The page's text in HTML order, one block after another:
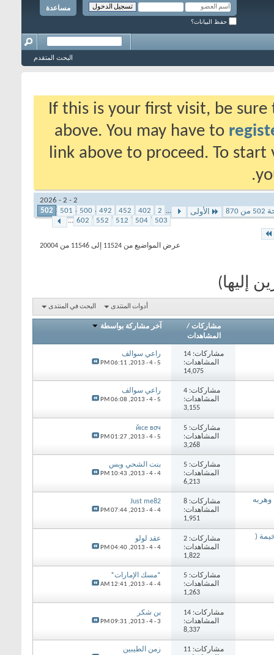
مساعدة
حفظ البيانات؟
البحث المتقدم
If this is your first visit, be
above. You may have to
link above to proceed. To
2 - 2 - 2026
المشاهدات: 9,330 870 الأولى ...
2
402
452
492
500
501
502
503
504
512
552
602
...
عرض المواضيع من 11524 إلى 11546 من 20004
إليها)
أدوات المنتدى البحث في المنتدى
مشاركات/
المشاهدات
آخر مشاركة بواسطة
مشاركات: 14
المشاهدات:
14,075
راعي سوالف
5 - 4 - 2013,
06:11 PM
مشاركات: 4
المشاهدات:
3,155
راعي سوالف
5 - 4 - 2013,
06:08 PM
مشاركات: 5
المشاهدات:
3,268
йıсе вσч
5 - 4 - 2013,
01:27 PM
مشاركات: 5
المشاهدات:
6,213
بنت الشحي وبس
4 - 4 - 2013,
10:43 PM
مشاركات: 8
المشاهدات:
1,951
Just me82
4 - 4 - 2013,
07:44 PM
(
مشاركات: 2
المشاهدات:
1,822
عقد لولو
4 - 4 - 2013,
04:40 PM
مشاركات: 5
المشاهدات:
1,263
*مسك الإمارات*
4 - 4 - 2013,
12:41 AM
مشاركات: 14
المشاهدات:
8,337
بن شكر
3 - 4 - 2013,
09:31 PM
مشاركات: 11
زمن الطيبين